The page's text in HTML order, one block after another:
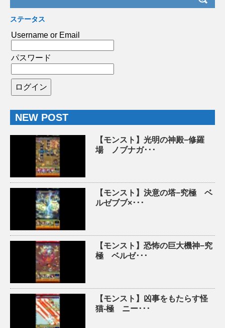
ステータス
Username or Email
パスワード
NEW POST
【モンスト】光明の神殿−修羅
場 ノブナガ･･･
【モンスト】決意の塔−究極 ベ
ルゼブブ×･･･
【モンスト】恐怖の巨大機神−究
極 ベルゼ･･･
【モンスト】凶事をもたらす怪
猫-極 ニー･･･